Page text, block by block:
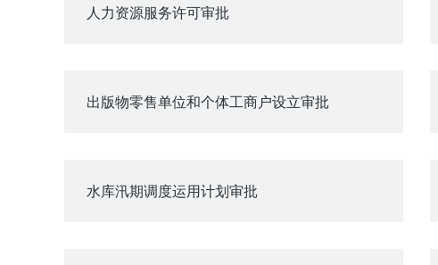
人力资源服务许可审批
出版物零售单位和个体工商户设立审批
水库汛期调度运用计划审批